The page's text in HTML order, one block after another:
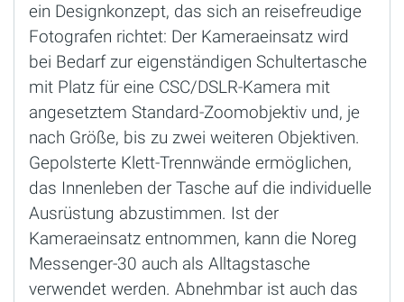
ein Designkonzept, das sich an reisefreudige
Fotografen richtet: Der Kameraeinsatz wird
bei Bedarf zur eigenständigen Schultertasche
mit Platz für eine CSC/DSLR-Kamera mit
angesetztem Standard-Zoomobjektiv und, je
nach Größe, bis zu zwei weiteren Objektiven.
Gepolsterte Klett-Trennwände ermöglichen,
das Innenleben der Tasche auf die individuelle
Ausrüstung abzustimmen. Ist der
Kameraeinsatz entnommen, kann die Noreg
Messenger-30 auch als Alltagstasche
verwendet werden. Abnehmbar ist auch das